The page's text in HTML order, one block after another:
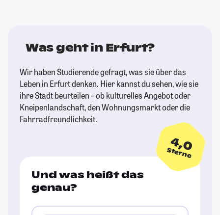
Was geht in Erfurt?
Wir haben Studierende gefragt, was sie über das
Leben in Erfurt denken. Hier kannst du sehen, wie sie
ihre Stadt beurteilen – ob kulturelles Angebot oder
Kneipenlandschaft, den Wohnungsmarkt oder die
Fahrradfreundlichkeit.
4,0
Sterne
Und was heißt das
genau?